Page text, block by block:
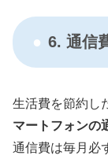
6. 通信
生活費を節約し
マートフォンの
通信費は毎月必